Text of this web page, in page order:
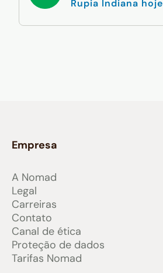
Rupia Indiana hoje
Empresa
A Nomad
Legal
Carreiras
Contato
Canal de ética
Proteção de dados
Tarifas Nomad